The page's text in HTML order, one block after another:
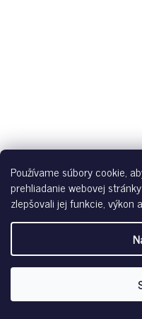
Používame súbory cookie,
prehliadanie webovej
zlepšovali jej funkcie, výkon
SKINY PÁNSKE
B26 -